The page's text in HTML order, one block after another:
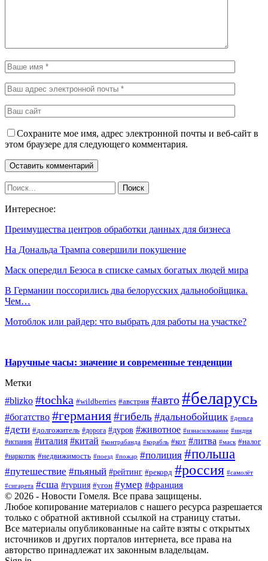
Сохраните мое имя, адрес электронной почты и веб-сайт в
этом браузере для следующего комментария.
Интересное:
Преимущества центров обработки данных для бизнеса
На Дональда Трампа совершили покушение
Маск опередил Безоса в списке самых богатых людей мира
В Германии поссорились два белорусских дальнобойщика.
Чем…
Мотоблок или райдер: что выбрать для работы на участке?
Наручные часы: значение и современные тенденции
Метки
#blizko #tochka #wildberries #австрия #авто#беларусь
#богатство #германия#гибель #дальнобойщик #деньга
#дети #долгожитель #дорога #дуров #животное #изнасилование #индия
#испания #италия #китай #контрабанда #корабль #кот #литва #маск #налог
#наркотик #недвижимость #поезд #пожар #полиция #польша
#путешествие #пьяный #рейтинг #рекорд #россия #самолёт
#сигарета #сша #турция #угон #умер #франция
© 2026 - Новости Гомеля. Все права защищены.
Любое копирование материалов с нашего ресурса разрешается
только с обратной активной ссылкой на страницу статьи.
Все материалы опубликованные на сайте взяты с открытых
источников и других порталов интернета, все права на
авторство принадлежат их законным владельцам.